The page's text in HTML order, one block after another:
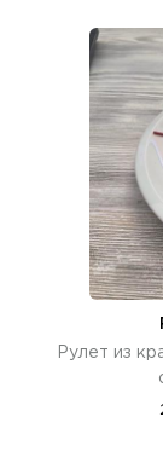
Рулет из